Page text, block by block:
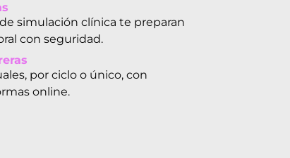
simulación clínica te preparan
con seguridad.
por ciclo o único, con
online.